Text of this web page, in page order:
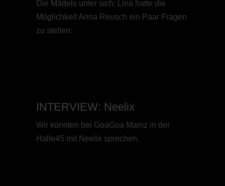
Die Mädels unter sich: Lina hatte die
Möglichkeit Anna Reusch ein Paar Fragen
zu stellen:
INTERVIEW: Neelix
Wir konnten bei GoaGoa Mainz in der
Halle45 mit Neelix sprechen.